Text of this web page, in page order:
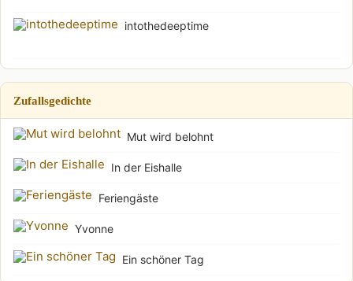
intothedeeptime
Zufallsgedichte
Mut wird belohnt
In der Eishalle
Feriengäste
Yvonne
Ein schöner Tag